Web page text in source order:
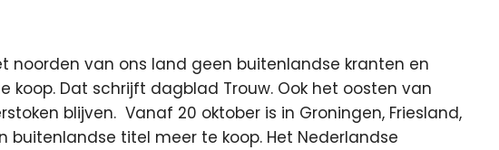
noorden van ons land geen buitenlandse kranten en
koop. Dat schrijft dagblad Trouw. Ook het oosten van
blijven.Vanaf 20 oktober is in Groningen, Friesland,
buitenlandse titel meer te koop. Het Nederlandse